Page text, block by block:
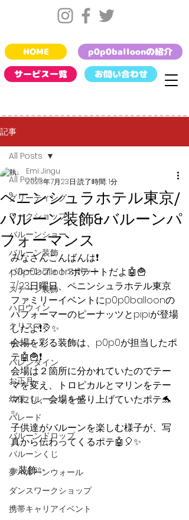
お問い合わせ
HOME
サービス一覧
p0p0balloonの紹介
記事
All Posts
グリーティング
ワークショップ
バルーンショー
バルーン装飾
バルーンフォトスポット
ステージ装飾
ハロウィン
クリスマス
サマー
バレンタイン
お正月
幼保バルーンショー
パレード
バルーンドロップ
バルーンくじ
夢バルーンウォール
ダンスワークショップ
携帯キャリアイベント
All Posts
ペニンシュラホテル東京/
バルーン装飾&バルーンパ
フォーマンス
Emi Jingu
2023年7月23日 読了時間: 1分
みなさんこんばんは❗️
p0p0balloonポテートだよ🤖🍟
7/23日曜日、ペニンシュラホテル東京
ファミリーイベントにp0p0balloonの
パフォーマーのピーナッツとpipiが登場
したよ❗️🎈✨
会場を彩る装飾は、p0p0が担当したポ
テ🤖🍟❗️
会場は２箇所に分かれていたのでテー
マを変え、トロピカルとマリンをテー
マにし、会場を盛り上げていたポテ🐬
✨
子供達がバルーンを楽しむ様子が、写
真から伝わってくるポテ🤖🎈✨
✨装飾✨